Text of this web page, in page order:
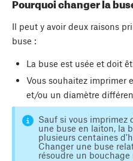
Pourquoi changer la
Il peut y avoir deux raisons
buse :
La buse est usée et doit
Vous souhaitez imprimer
et/ou un diamètre
Sauf si vous imprimez
une buse en laiton, la
plusieurs centaines
Changer une buse
résoudre un